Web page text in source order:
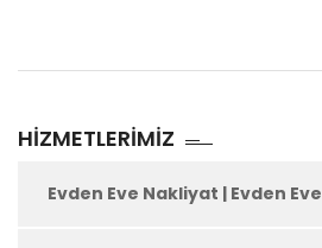
HIZMETLERIMIZ
Evden Eve Nakliyat | Evden Eve